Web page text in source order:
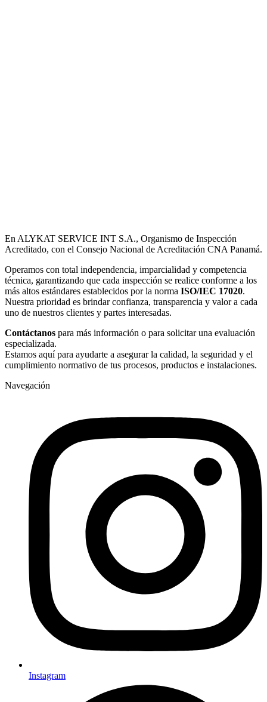
En ALYKAT SERVICE INT S.A., Organismo de Inspección
Acreditado, con el Consejo Nacional de Acreditación CNA Panamá.
Operamos con total independencia, imparcialidad y competencia
técnica, garantizando que cada inspección se realice conforme a los
más altos estándares establecidos por la norma ISO/IEC 17020.
Nuestra prioridad es brindar confianza, transparencia y valor a cada
uno de nuestros clientes y partes interesadas.
Contáctanos para más información o para solicitar una evaluación
especializada.
Estamos aquí para ayudarte a asegurar la calidad, la seguridad y el
cumplimiento normativo de tus procesos, productos e instalaciones.
Navegación
Instagram